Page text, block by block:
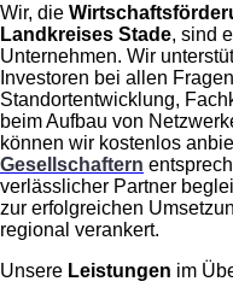
Wir, die
Landkreises Stade, sind
Unternehmen. Wir
Investoren bei allen
Standortentwicklung,
beim Aufbau von
können wir kostenlos
Gesellschaftern
verlässlicher Partner
zur erfolgreichen
regional verankert.
Unsere Leistungen im